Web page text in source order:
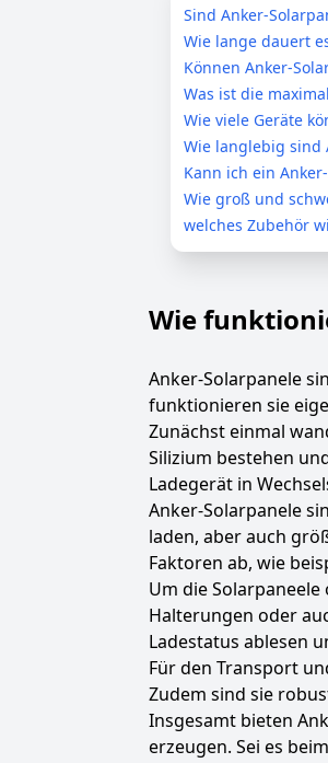
Sind Anker-
Wie lange dauert
Können Anker-
Was ist die
Wie viele Geräte
Wie langlebig sind
Kann ich ein
Wie groß und
welches Zubehör
Wie
Anker-Solarpanele
funktionieren sie
Zunächst einmal
Silizium bestehen
Ladegerät in
Anker-Solarpanele
laden, aber auch
Faktoren ab, wie
Um die
Halterungen oder
Ladestatus ablesen
Für den Transport
Zudem sind sie
Insgesamt bieten
erzeugen. Sei es